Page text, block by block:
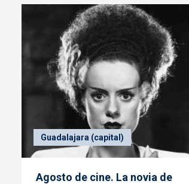
Guadalajara (capital)
Agosto de cine. La novia de